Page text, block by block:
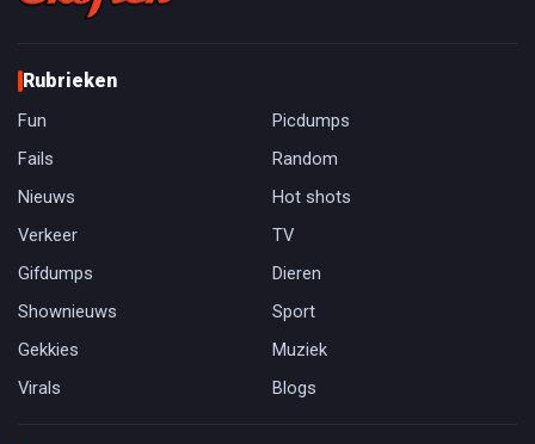
Rubrieken
Fun
Picdumps
Fails
Random
Nieuws
Hot shots
Verkeer
TV
Gifdumps
Dieren
Shownieuws
Sport
Gekkies
Muziek
Virals
Blogs